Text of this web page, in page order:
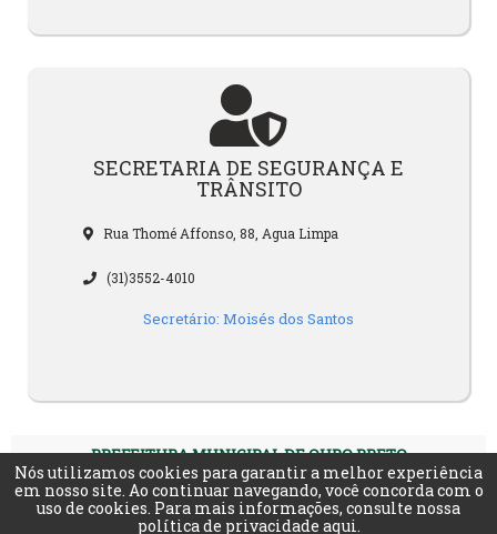
SECRETARIA DE SEGURANÇA E
TRÂNSITO
Rua Thomé Affonso, 88, Agua Limpa
(31)3552-4010
Secretário: Moisés dos Santos
PREFEITURA MUNICIPAL DE OURO PRETO
PRAÇA BARÃO DO RIO BRANCO, 12 - PILAR
OURO PRETO - MINAS GERAIS | CEP 35400-000
TEL: (31) 3559-3200
Horário de funcionamento
Segunda à sexta-feira, 9:00 às 18:00
Nós utilizamos cookies para garantir a melhor experiência
em nosso site. Ao continuar navegando, você concorda com o
uso de cookies. Para mais informações, consulte nossa
política de privacidade aqui.